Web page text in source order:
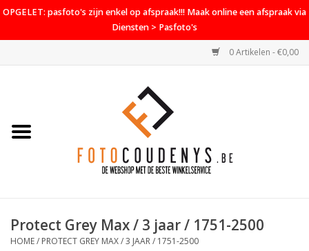
OPGELET: pasfoto's zijn enkel op afspraak!!! Maak online een afspraak via
Diensten > Pasfoto's
0 Artikelen - €0,00
Home
PROMO
Protect Grey Max / 3 jaar / 1751-2500
HOME/ PROTECT GREY MAX / 3 JAAR / 1751-2500